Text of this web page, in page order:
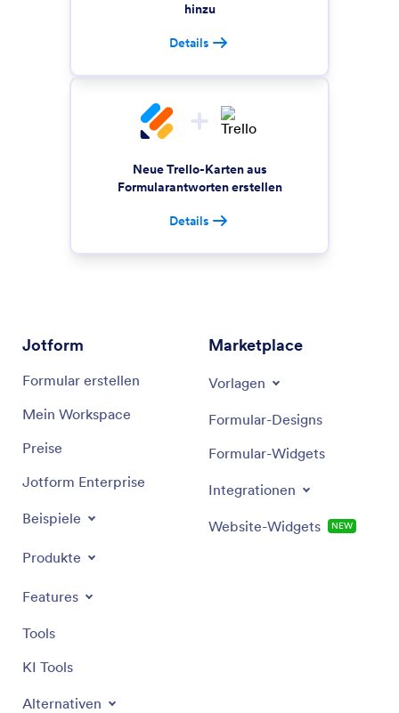
hinzu
Details
Neue Trello-Karten aus
Formularantworten erstellen
Details
Jotform
Formular erstellen
Mein Workspace
Preise
Jotform Enterprise
Beispiele
Produkte
Features
Tools
KI Tools
Alternativen
Marketplace
Vorlagen
Formular-Designs
Formular-Widgets
Integrationen
Website-Widgets NEW